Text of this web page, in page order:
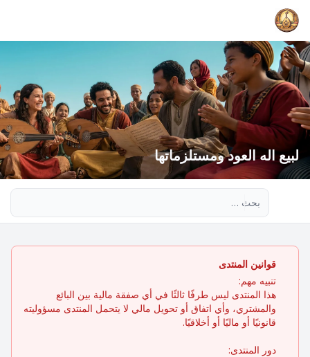
لبيع اله العود ومستلزماتها
قوانين المنتدى
تنبيه مهم:
هذا المنتدى ليس طرفًا ثالثًا في أي صفقة مالية بين البائع
والمشتري، وأي اتفاق أو تحويل مالي لا يتحمل المنتدى مسؤوليته
قانونيًا أو ماليًا أو أخلاقيًا.
دور المنتدى: